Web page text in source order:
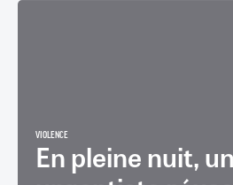
VIOLENCE
En pleine nuit, un